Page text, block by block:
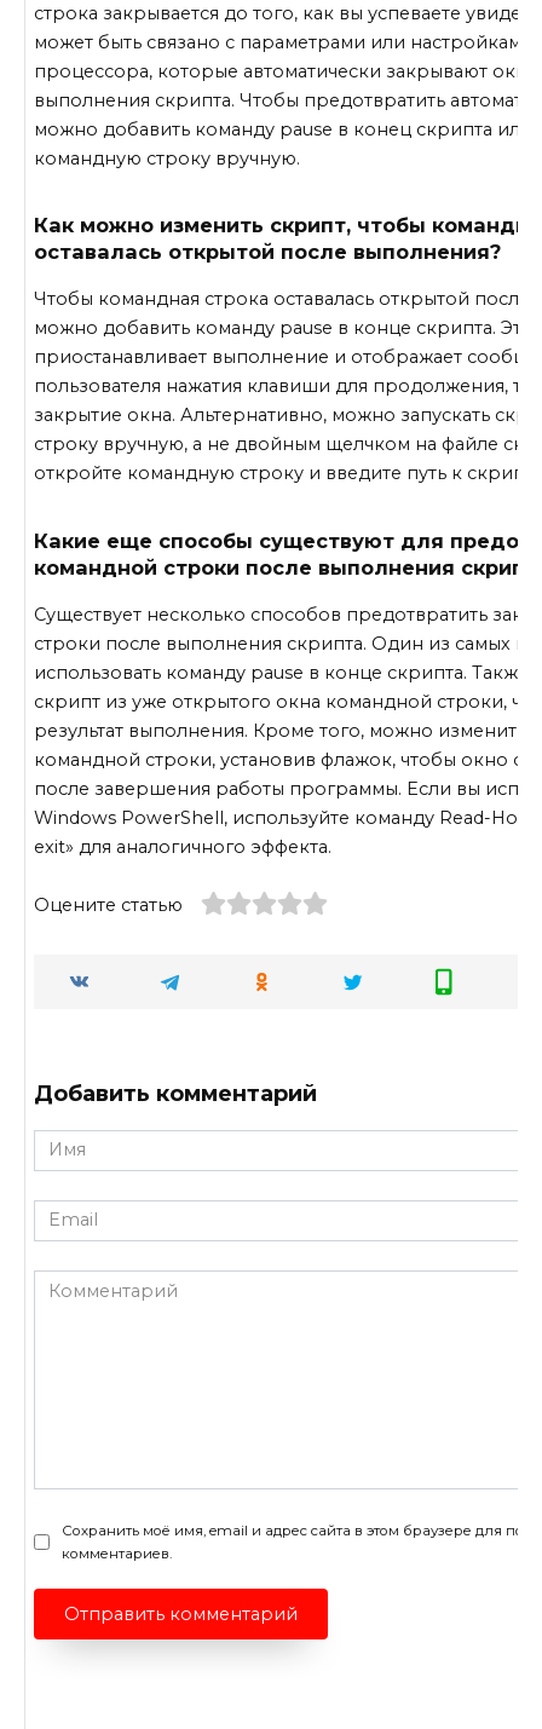
строка закрывается до того, как вы успеваете
может быть связано с параметрами или
процессора, которые автоматически закрывают
выполнения скрипта. Чтобы предотвратить
можно добавить команду pause в конец скрипта или
командную строку вручную.
Как можно изменить скрипт, чтобы
оставалась открытой после выполнения?
Чтобы командная строка оставалась открытой после
можно добавить команду pause в конце скрипта. Эта
приостанавливает выполнение и отображает
пользователя нажатия клавиши для продолжения,
закрытие окна. Альтернативно, можно запускать
строку вручную, а не двойным щелчком на файле
откройте командную строку и введите путь к
Какие еще способы существуют для
командной строки после выполнения
Существует несколько способов предотвратить
строки после выполнения скрипта. Один из самых
использовать команду pause в конце скрипта. Также
скрипт из уже открытого окна командной строки,
результат выполнения. Кроме того, можно изменить
командной строки, установив флажок, чтобы окно
после завершения работы программы. Если вы
Windows PowerShell, используйте команду Read-
exit» для аналогичного эффекта.
Оцените статью
Добавить комментарий
Имя
*
Email
*
Комментарий
Сохранить моё имя, email и адрес сайта в этом браузере для
комментариев.